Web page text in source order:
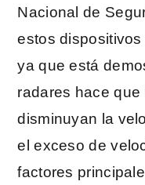
Nacional de
estos
ya que está
radares hace
disminuyan la
el exceso de
factores